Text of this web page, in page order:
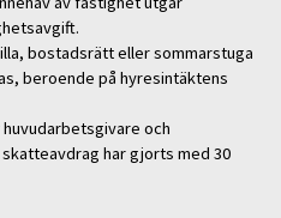
bostadsrätt eller sommarstuga
beroende på hyresintäktens
och
har gjorts med 30